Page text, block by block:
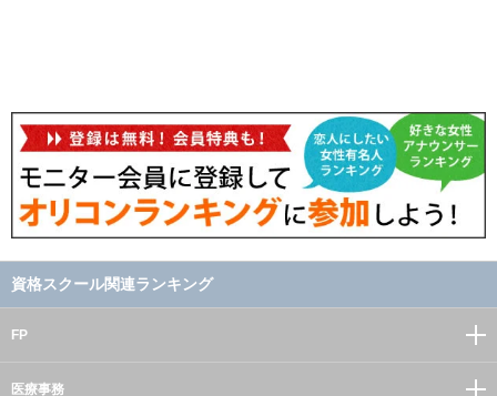
資格スクール関連ランキング
FP
医療事務